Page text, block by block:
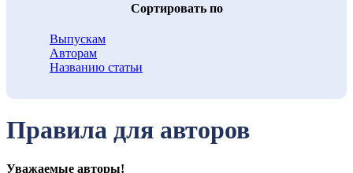
Cортировать по
Выпускам
Авторам
Названию статьи
Правила для авторов
Уважаемые авторы!